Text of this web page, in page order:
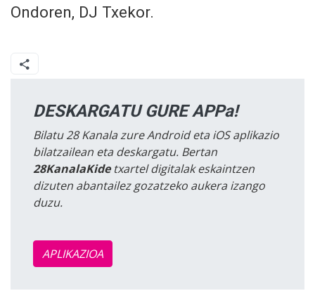
Ondoren, DJ Txekor.
DESKARGATU GURE APPa!
Bilatu 28 Kanala zure Android eta iOS aplikazio
bilatzailean eta deskargatu. Bertan
28KanalaKidetxartel digitalak eskaintzen
dizuten abantailez gozatzeko aukera izango
duzu.
APLIKAZIOA